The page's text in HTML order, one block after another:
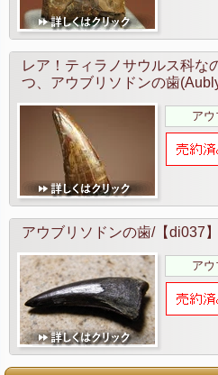
レア！ティラノサウルス科な
つ、アウブリソドンの歯
ア
アウブリソドンの歯/【di037】
ア